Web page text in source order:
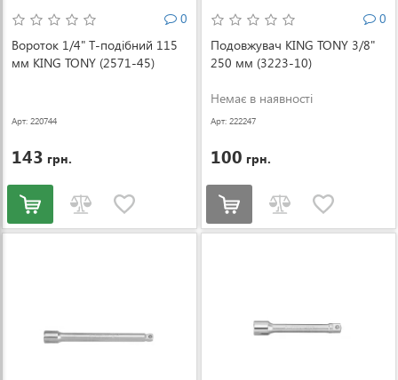
0
Вороток 1/4" Т-подібний 115
мм KING TONY (2571-45)
Арт: 220744
143 грн.
0
Подовжувач KING TONY 3/8"
250 мм (3223-10)
Немає в наявності
Арт: 222247
100 грн.